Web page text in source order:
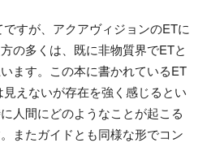
すが、アクアヴィジョンのETに
の多くは、既に非物質界でETと
ます。この本に書かれているET
えないが存在を強く感じるとい
人間にどのようなことが起こる
またガイドとも同様な形でコン